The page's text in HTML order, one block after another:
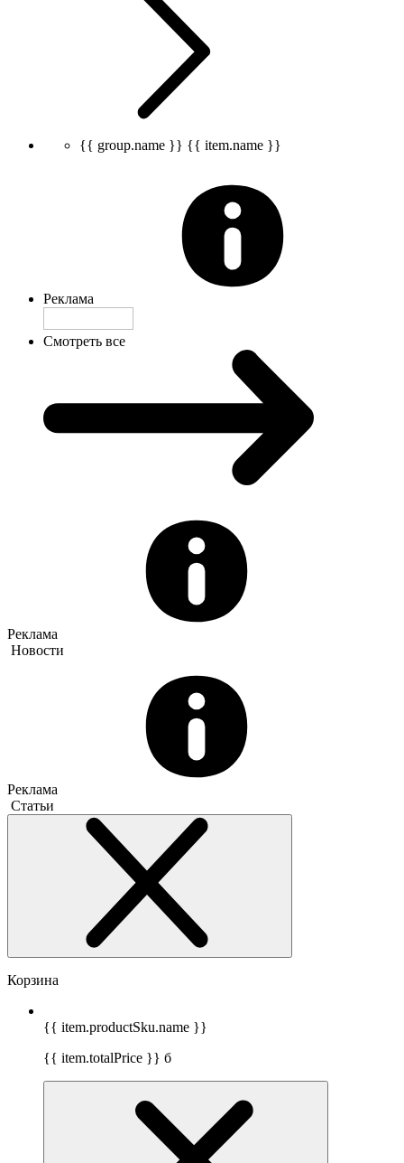
{{ group.name }} {{ item.name }}
Реклама
Смотреть все
Реклама
Новости
Реклама
Статьи
Корзина
{{ item.productSku.name }}
{{ item.totalPrice }} б